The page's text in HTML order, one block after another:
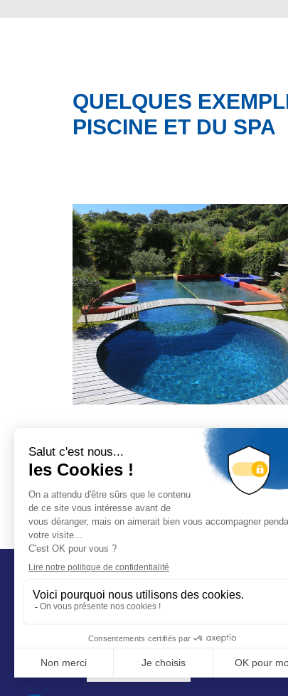
QUELQUES
PISCINE ET DU SPA
Exemple de réalisation primée aux Trophées
Piscine 2014 – Société SLV Diffazur